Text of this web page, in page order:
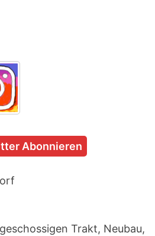
Abonnieren
Trakt, Neubau,